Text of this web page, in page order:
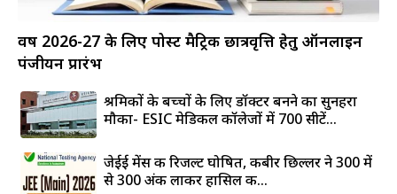
वर्ष 2026-27 के लिए पोस्ट मैट्रिक छात्रवृत्ति हेतु ऑनलाइन
पंजीयन प्रारंभ
श्रमिकों के बच्चों के लिए डॉक्टर बनने का सुनहरा
मौका- ESIC मेडिकल कॉलेजों में 700 सीटें...
जेईई मेंस की रिजल्ट घोषित, कबीर छिल्लर ने 300 में
से 300 अंक लाकर हासिल की...